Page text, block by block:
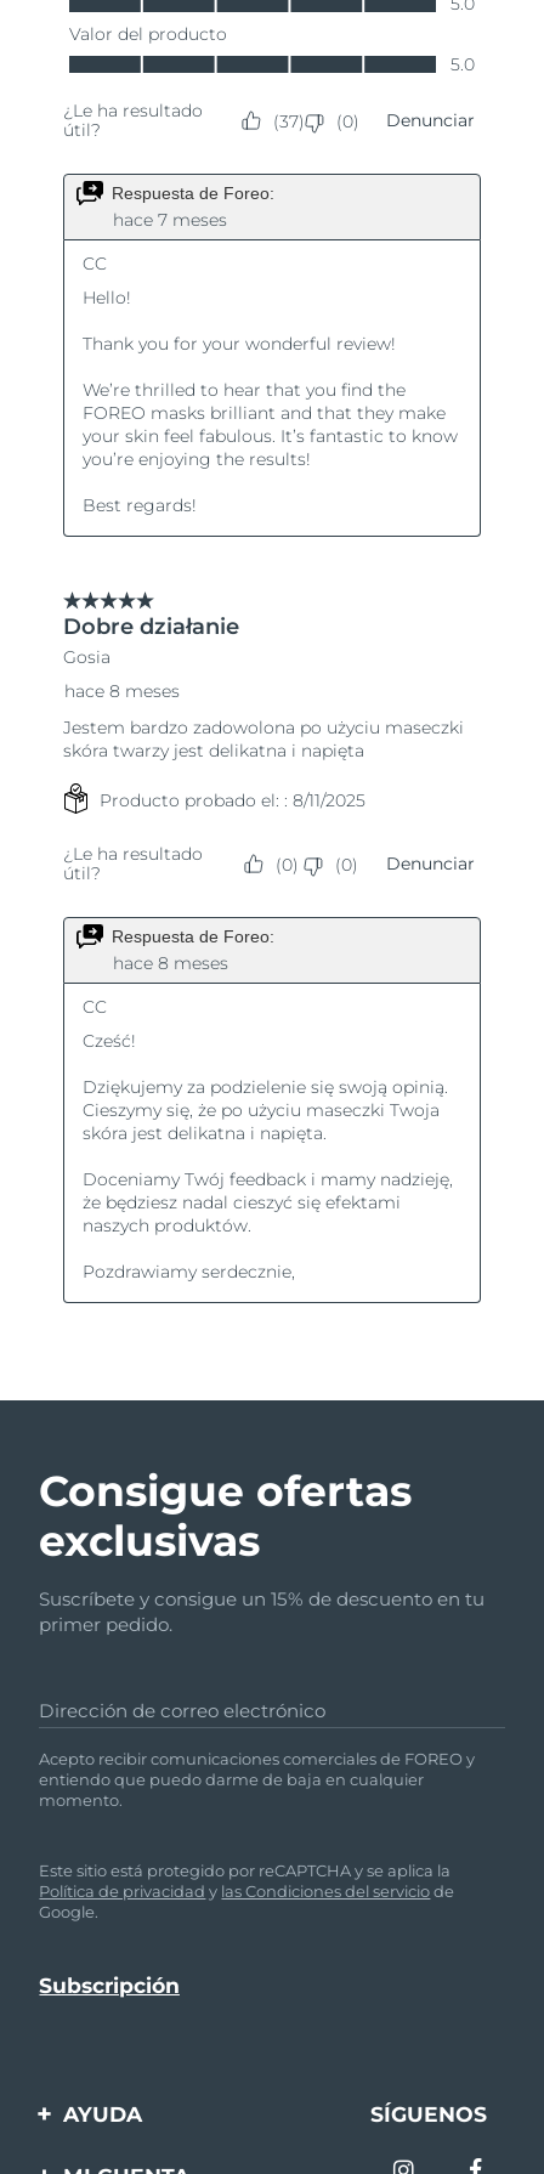
Consigue ofertas
exclusivas
Suscríbete y consigue un 15% de descuento en tu
primer pedido.
Dirección de correo electrónico
Acepto recibir comunicaciones comerciales de FOREO y
entiendo que puedo darme de baja en cualquier
momento.
Este sitio está protegido por reCAPTCHA y se aplica la
Política de privacidad y las Condiciones del serviciode
Google.
AYUDA
Contáctanos
SÍGUENOS